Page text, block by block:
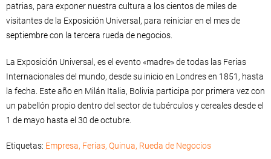
patrias, para exponer nuestra cultura a los cientos de miles de
visitantes de la Exposición Universal, para reiniciar en el mes de
septiembre con la tercera rueda de negocios.
La Exposición Universal, es el evento «madre» de todas las Ferias
Internacionales del mundo, desde su inicio en Londres en 1851, hasta
la fecha. Este año en Milán Italia, Bolivia participa por primera vez con
un pabellón propio dentro del sector de tubérculos y cereales desde el
1 de mayo hasta el 30 de octubre.
Etiquetas: Empresa, Ferias, Quinua, Rueda de Negocios